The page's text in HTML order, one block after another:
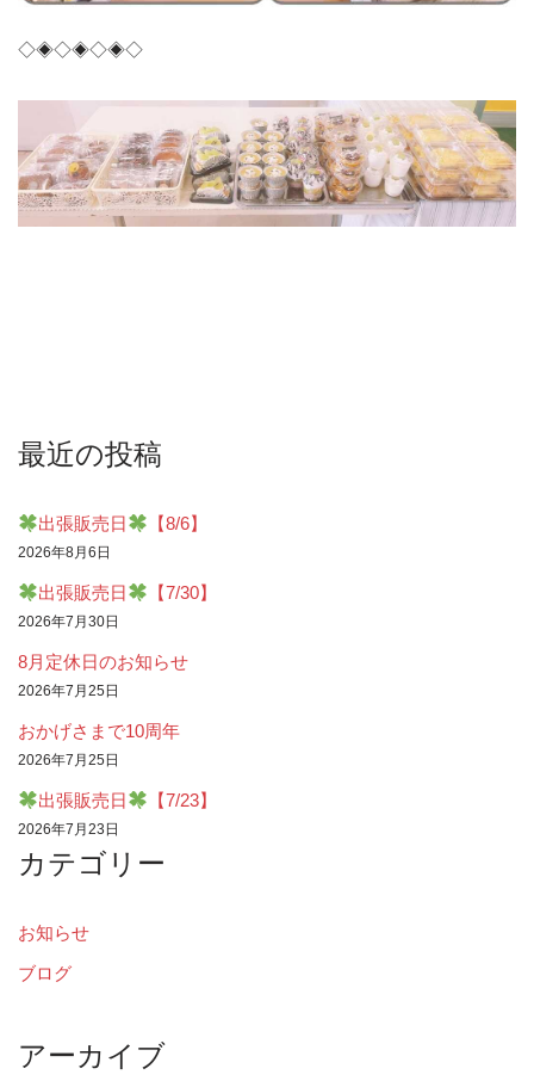
◇◈◇◈◇◈◇
最近の投稿
出張販売日 【8/6】
2026年8月6日
出張販売日 【7/30】
2026年7月30日
8月定休日のお知らせ
2026年7月25日
おかげさまで10周年
2026年7月25日
出張販売日 【7/23】
2026年7月23日
カテゴリー
お知らせ
ブログ
アーカイブ